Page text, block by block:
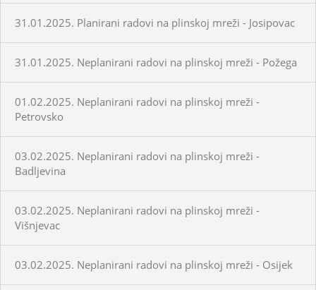
31.01.2025. Planirani radovi na plinskoj mreži - Josipovac
31.01.2025. Neplanirani radovi na plinskoj mreži - Požega
01.02.2025. Neplanirani radovi na plinskoj mreži -
Petrovsko
03.02.2025. Neplanirani radovi na plinskoj mreži -
Badljevina
03.02.2025. Neplanirani radovi na plinskoj mreži -
Višnjevac
03.02.2025. Neplanirani radovi na plinskoj mreži - Osijek